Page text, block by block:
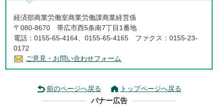
経済部商業労働室商業労働課商業経営係
〒080-8670 帯広市西5条南7丁目1番地
電話：0155-65-4164、0155-65-4165 ファクス：0155-23-
0172
ご意見・お問い合わせフォーム
前のページへ戻る トップページへ戻る
バナー広告